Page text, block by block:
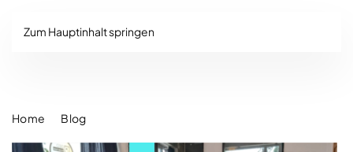
Zum Hauptinhalt springen
Home Blog